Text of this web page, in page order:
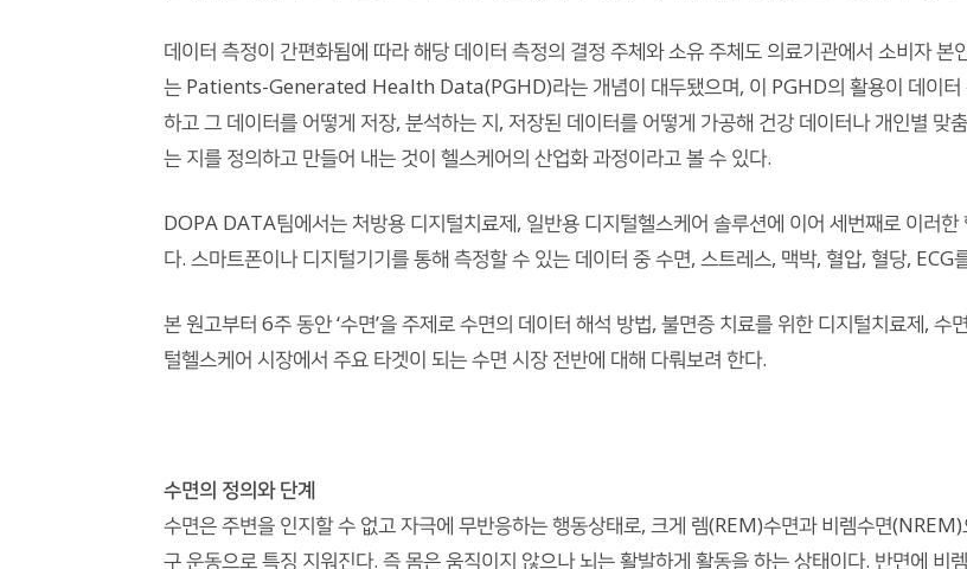
데이터 측정이 간편화됨에 따라 해당 데이터 측정의 결정 주체와 소유 주체도 의료기관에서 소비자
는 Patients-Generated Health Data(PGHD)라는 개념이 대두됐으며, 이 PGHD의 활용이 데이터
하고 그 데이터를 어떻게 저장, 분석하는 지, 저장된 데이터를 어떻게 가공해 건강 데이터나 개인별 맞
는 지를 정의하고 만들어 내는 것이 헬스케어의 산업화 과정이라고 볼 수 있다.
DOPA DATA팀에서는 처방용 디지털치료제, 일반용 디지털헬스케어 솔루션에 이어 세번째로 이러
다. 스마트폰이나 디지털기기를 통해 측정할 수 있는 데이터 중 수면, 스트레스, 맥박, 혈압, 혈당,
본 원고부터 6주 동안 ‘수면’을 주제로 수면의 데이터 해석 방법, 불면증 치료를 위한 디지털치료제,
털헬스케어 시장에서 주요 타겟이 되는 수면 시장 전반에 대해 다뤄보려 한다.
수면의 정의와 단계
수면은 주변을 인지할 수 없고 자극에 무반응하는 행동상태로, 크게 렘(REM)수면과 비렘수면
구 운동으로 특징 지워진다. 즉 몸은 움직이지 않으나 뇌는 활발하게 활동을 하는 상태이다. 반면에 비